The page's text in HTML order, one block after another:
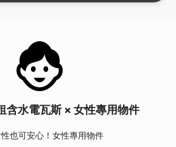
含水電瓦斯 × 女性專用物件
也可安心！女性專用物件